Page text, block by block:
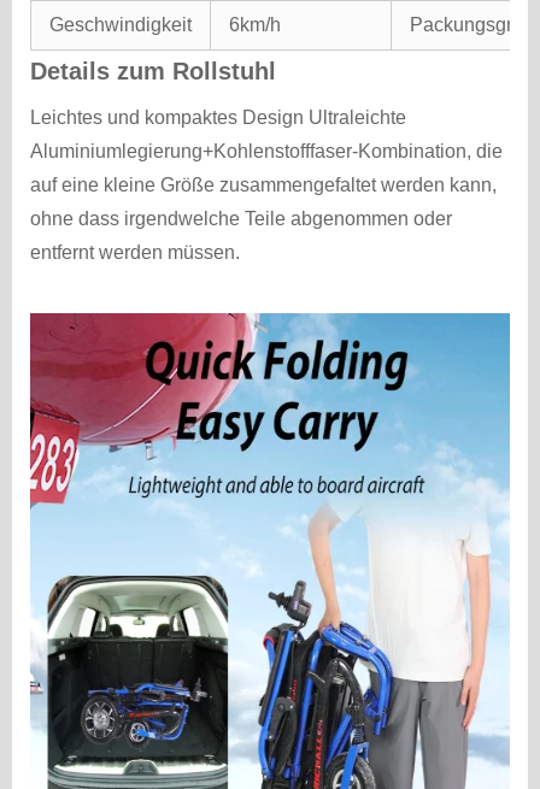
Geschwindigkeit 6km/h
Details zum Rollstuhl
Leichtes und kompaktes Design Ultraleichte
Aluminiumlegierung+Kohlenstofffaser-Kombination, die
auf eine kleine Größe zusammengefaltet werden kann,
ohne dass irgendwelche Teile abgenommen oder
entfernt werden müssen.